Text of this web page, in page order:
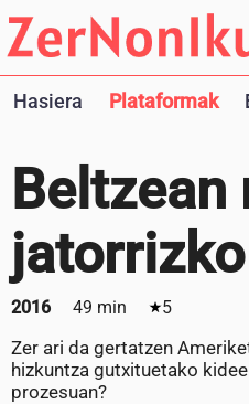
Hasiera Plataformak
2016 49 min 5
Zer ari da gertatzen
hizkuntza gutxituetako
prozesuan?